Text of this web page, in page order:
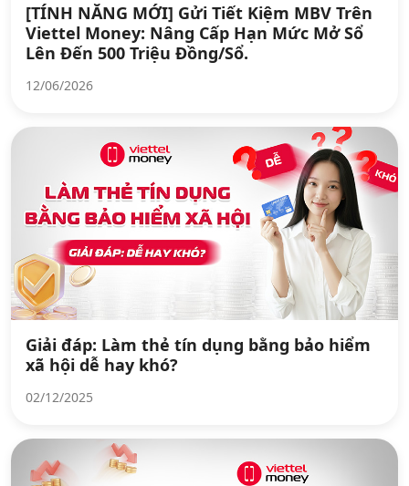
[TÍNH NĂNG MỚI] Gửi Tiết Kiệm MBV Trên
Viettel Money: Nâng Cấp Hạn Mức Mở Sổ
Lên Đến 500 Triệu Đồng/Sổ.
12/06/2026
Giải đáp: Làm thẻ tín dụng bằng bảo hiểm
xã hội dễ hay khó?
02/12/2025